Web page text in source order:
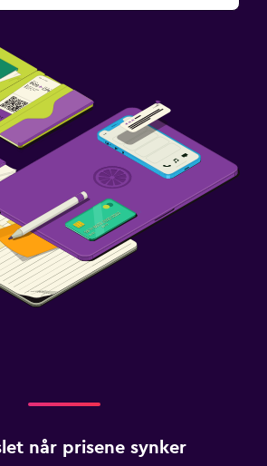
når prisene synker